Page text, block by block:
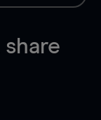
share